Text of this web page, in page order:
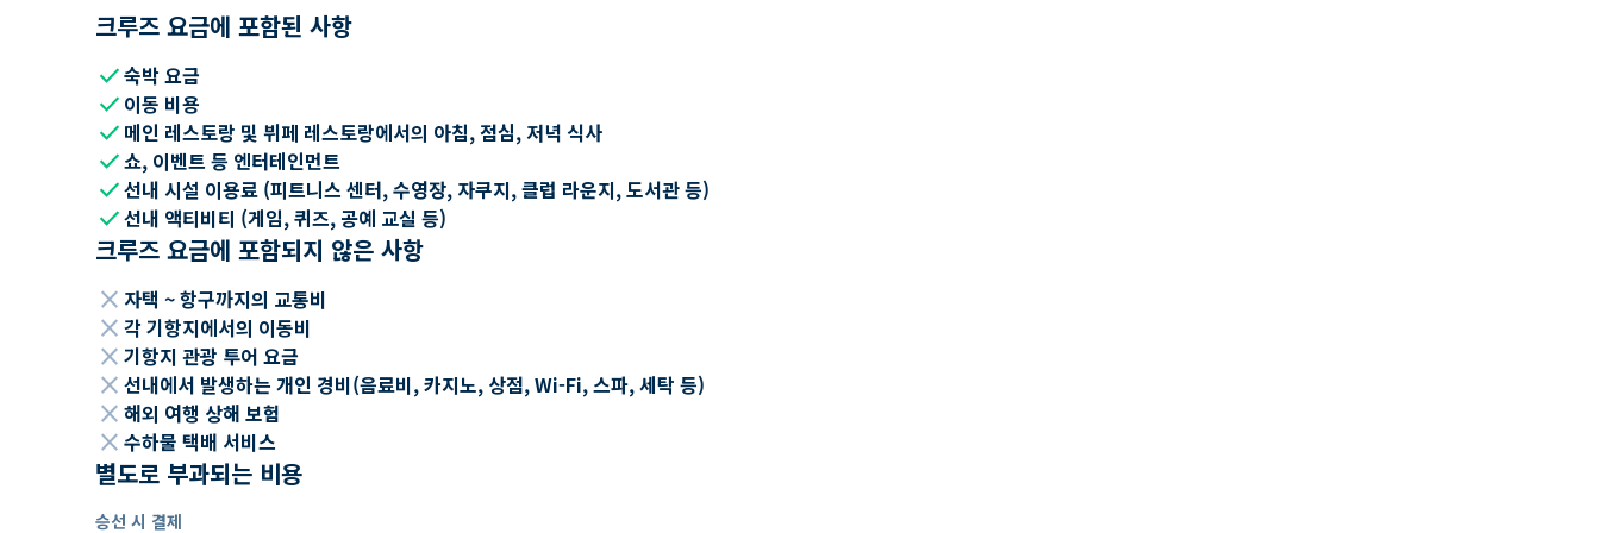
크루즈 요금에 포함된 사항
check숙박 요금
check 이동 비용
check 메인 레스토랑 및 뷔페 레스토랑에서의 아침, 점심, 저녁 식사
check쇼, 이벤트 등 엔터테인먼트
check선내 시설 이용료 (피트니스 센터, 수영장, 자쿠지, 클럽 라운지, 도서관 등)
check선내 액티비티 (게임, 퀴즈, 공예 교실 등)
크루즈 요금에 포함되지 않은 사항
close 자택 ~ 항구까지의 교통비
close 각 기항지에서의 이동비
close 기항지 관광 투어 요금
close 선내에서 발생하는 개인 경비(음료비, 카지노, 상점, Wi-Fi, 스파, 세탁 등)
close 해외 여행 상해 보험
close 수하물 택배 서비스
별도로 부과되는 비용
승선 시 결제